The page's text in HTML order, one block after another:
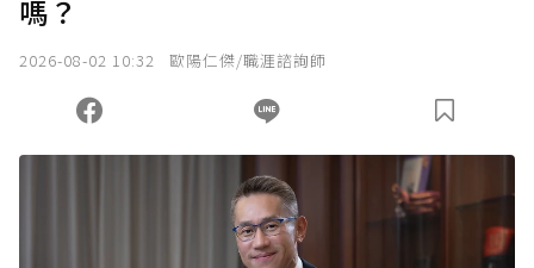
嗎？
2026-08-02 10:32 歐陽仁傑/職涯諮詢師